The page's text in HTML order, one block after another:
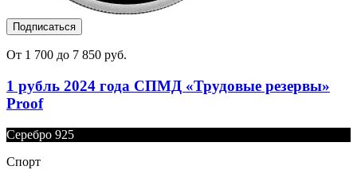
Подписаться
От 1 700 до 7 850 руб.
1 рубль 2024 года СПМД «Трудовые резервы»
Proof
Серебро 925
Спорт